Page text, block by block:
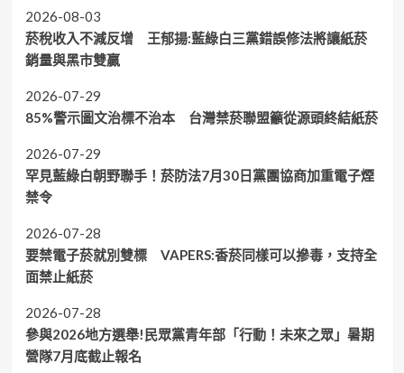
2026-08-03
菸稅收入不減反增 王郁揚:藍綠白三黨錯誤修法將讓紙菸
銷量與黑市雙贏
2026-07-29
85%警示圖文治標不治本 台灣禁菸聯盟籲從源頭終結紙菸
2026-07-29
罕見藍綠白朝野聯手！菸防法7月30日黨團協商加重電子煙
禁令
2026-07-28
要禁電子菸就別雙標 VAPERS:香菸同樣可以摻毒，支持全
面禁止紙菸
2026-07-28
參與2026地方選舉!民眾黨青年部「行動！未來之眾」暑期
營隊7月底截止報名